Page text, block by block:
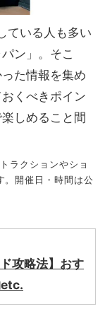
ている人も多い
ン」。そこ
た情報を集め
くべきポイン
しめること間
ラクションやショ
。開催日・時間は公
攻略法】おす
etc.